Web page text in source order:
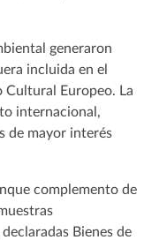
generaron
incluida en el
Europeo. La
internacional,
de mayor interés
complemento de
Bienes de